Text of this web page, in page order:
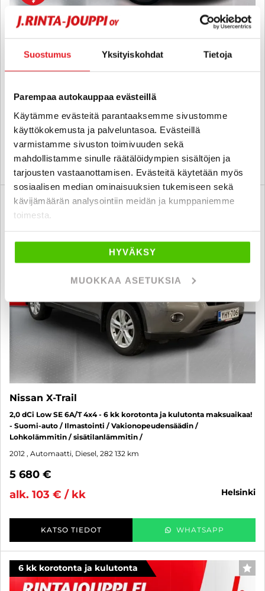
Suostumus Yksityiskohdat Tietoja
Parempaa autokauppaa evästeillä
Käytämme evästeitä parantaaksemme sivustomme
käyttökokemusta ja palveluntasoa. Evästeillä
varmistamme sivuston toimivuuden sekä
mahdollistamme sinulle räätälöidympien sisältöjen ja
tarjousten vastaanottamisen. Evästeitä käytetään myös
sosiaalisen median ominaisuuksien tukemiseen sekä
kävijämäärän analysointiin meidän ja kumppaniemme
toimesta.
HYVÄKSY
MUOKKAA ASETUKSIA
Nissan X-Trail
maksuaikaa! - Suomi-auto, 2. omistajalta, P.tutkat, Vakkari,
Lohko+sp, Metalliväri, Huollettu 2/26
alk. 149 € / kk
KATSO TIEDOT WHATSAPP
6 kk korotonta ja kulutonta
Nissan X-Trail
2,0 dCi Low SE 6A/T 4x4 - 6 kk korotonta ja kulutonta maksuaikaa!
- Suomi-auto / Ilmastointi / Vakionopeudensäädin /
Lohkolämmitin / sisätilanlämmitin /
2012 , Automaatti, Diesel, 282 132 km
5 680 €
alk. 103 € / kk
helsinki
KATSO TIEDOT WHATSAPP
6 kk korotonta ja kulutonta